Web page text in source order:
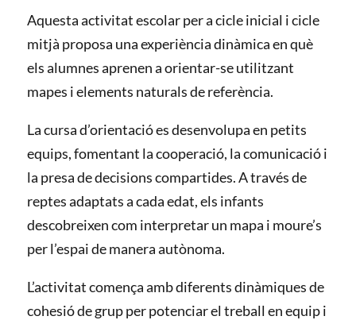
Aquesta activitat escolar per a cicle inicial i cicle
mitjà proposa una experiència dinàmica en què
els alumnes aprenen a orientar-se utilitzant
mapes i elements naturals de referència.
La cursa d’orientació es desenvolupa en petits
equips, fomentant la cooperació, la comunicació i
la presa de decisions compartides. A través de
reptes adaptats a cada edat, els infants
descobreixen com interpretar un mapa i moure’s
per l’espai de manera autònoma.
L’activitat comença amb diferents dinàmiques de
cohesió de grup per potenciar el treball en equip i